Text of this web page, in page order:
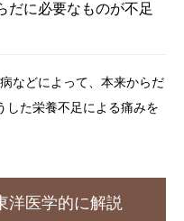
だに必要なものが不足
などによって、本来からだ
た栄養不足による痛みを
洋医学的に解説